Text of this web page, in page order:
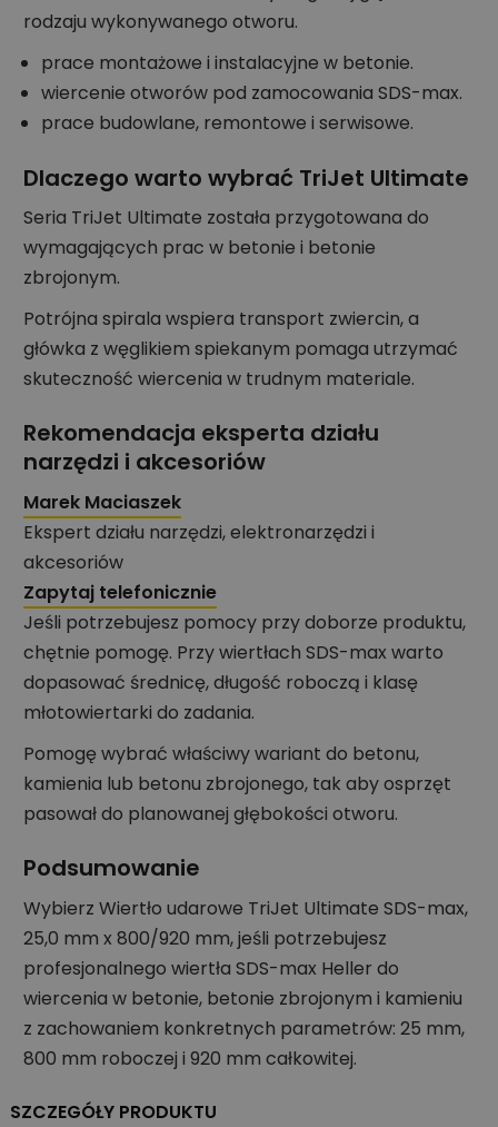
rodzaju wykonywanego otworu.
prace montażowe i instalacyjne w betonie.
wiercenie otworów pod zamocowania SDS-max.
prace budowlane, remontowe i serwisowe.
Dlaczego warto wybrać TriJet Ultimate
Seria TriJet Ultimate została przygotowana do
wymagających prac w betonie i betonie
zbrojonym.
Potrójna spirala wspiera transport zwiercin, a
główka z węglikiem spiekanym pomaga utrzymać
skuteczność wiercenia w trudnym materiale.
Rekomendacja eksperta działu
narzędzi i akcesoriów
Marek Maciaszek
Ekspert działu narzędzi, elektronarzędzi i
akcesoriów
Zapytaj telefonicznie
Jeśli potrzebujesz pomocy przy doborze produktu,
chętnie pomogę. Przy wiertłach SDS-max warto
dopasować średnicę, długość roboczą i klasę
młotowiertarki do zadania.
Pomogę wybrać właściwy wariant do betonu,
kamienia lub betonu zbrojonego, tak aby osprzęt
pasował do planowanej głębokości otworu.
Podsumowanie
Wybierz Wiertło udarowe TriJet Ultimate SDS-max,
25,0 mm x 800/920 mm, jeśli potrzebujesz
profesjonalnego wiertła SDS-max Heller do
wiercenia w betonie, betonie zbrojonym i kamieniu
z zachowaniem konkretnych parametrów: 25 mm,
800 mm roboczej i 920 mm całkowitej.
SZCZEGÓŁY PRODUKTU